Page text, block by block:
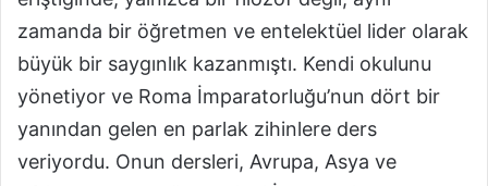
zamanda bir öğretmen ve entelektüel lider olarak
büyük bir saygınlık kazanmıştı. Kendi okulunu
yönetiyor ve Roma İmparatorluğu’nun dört bir
yanından gelen en parlak zihinlere ders
veriyordu. Onun dersleri, Avrupa, Asya ve